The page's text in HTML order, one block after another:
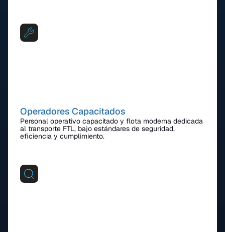
Operadores Capacitados
Personal operativo capacitado y flota moderna dedicada
al transporte FTL, bajo estándares de seguridad,
eficiencia y cumplimiento.